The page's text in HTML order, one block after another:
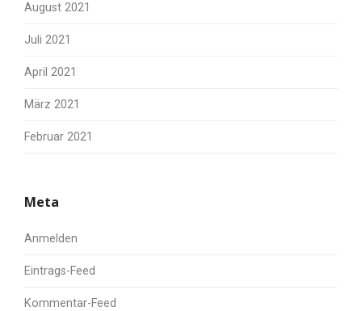
August 2021
Juli 2021
April 2021
März 2021
Februar 2021
Meta
Anmelden
Eintrags-Feed
Kommentar-Feed